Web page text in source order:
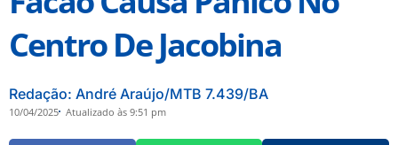
Centro De Jacobina
Redação: André Araújo/MTB 7.439/BA
10/04/2025 Atualizado às 9:51 pm